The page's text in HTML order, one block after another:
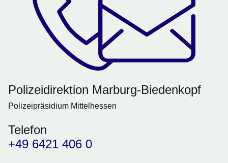
Polizeidirektion Marburg-Biedenkopf
Polizeipräsidium Mittelhessen
Telefon
+49 6421 406 0